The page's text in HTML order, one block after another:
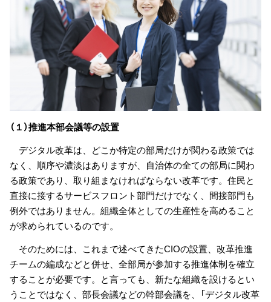
（１）推進本部会議等の設置
デジタル改革は、どこか特定の部局だけが関わる政策では
なく、順序や濃淡はありますが、自治体の全ての部局に関わ
る政策であり、取り組まなければならない改革です。住民と
直接に接するサービスフロント部門だけでなく、間接部門も
例外ではありません。組織全体としての生産性を高めること
が求められているのです。
そのためには、これまで述べてきたCIOの設置、改革推進
チームの編成などと併せ、全部局が参加する推進体制を確立
することが必要です。と言っても、新たな組織を設けるとい
うことではなく、部長会議などの幹部会議を、「デジタル改革